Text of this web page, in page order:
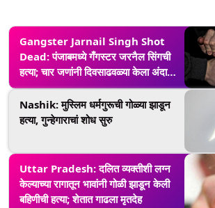
Gangster Jarnail Singh Shot
Dead: पंजाबमध्ये गँगस्टर जरनैल सिंगची
हत्या; चार जणांनी दिवसाढवळ्या केला अंदाधुंद
गोळीबार (Watch Video)
Nashik: मुस्लिम धर्मगुरूची गोळ्या झाडून
हत्या, गुन्हेगाराचां शोध सुरु
Uttar Pradesh: दलित व्यक्तीशी लग्न
केल्याच्या रागातून भावांनी गोळी झाडून केली
बहिणीची हत्या; शेतात गाढला मृतदेह